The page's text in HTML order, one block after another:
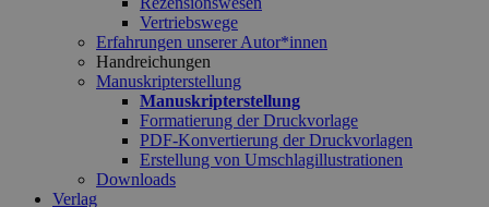
Vertriebswege
Erfahrungen unserer Autor*innen
Handreichungen
Manuskripterstellung
Manuskripterstellung
Formatierung der Druckvorlage
PDF-Konvertierung der Druckvorlagen
Erstellung von Umschlagillustrationen
Downloads
Verlag